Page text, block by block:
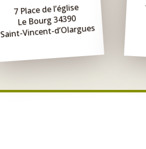
7 Place de l’église
Le Bourg 34390
Saint-Vincent-d’Olargues